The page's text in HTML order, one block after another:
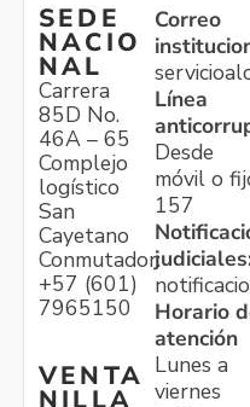
SEDE
NACIO
NAL
Carrera
85D No.
46A – 65
Complejo
logístico
San
Cayetano
Conmutador:
+57 (601)
7965150
VENTA
NILLA
Correo
Línea
Desde
móvil o
157
Horario
atención
Lunes a
viernes